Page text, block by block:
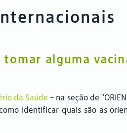
tomar alguma
da Saúde - na seção de
identificar quais são as